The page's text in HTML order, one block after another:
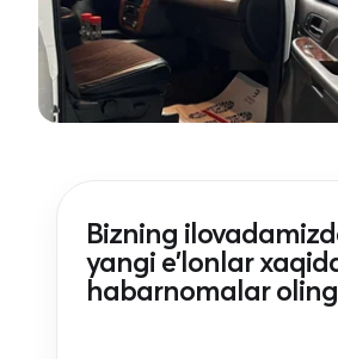
Bizning
yangi e'lonlar
habarnomalar oling